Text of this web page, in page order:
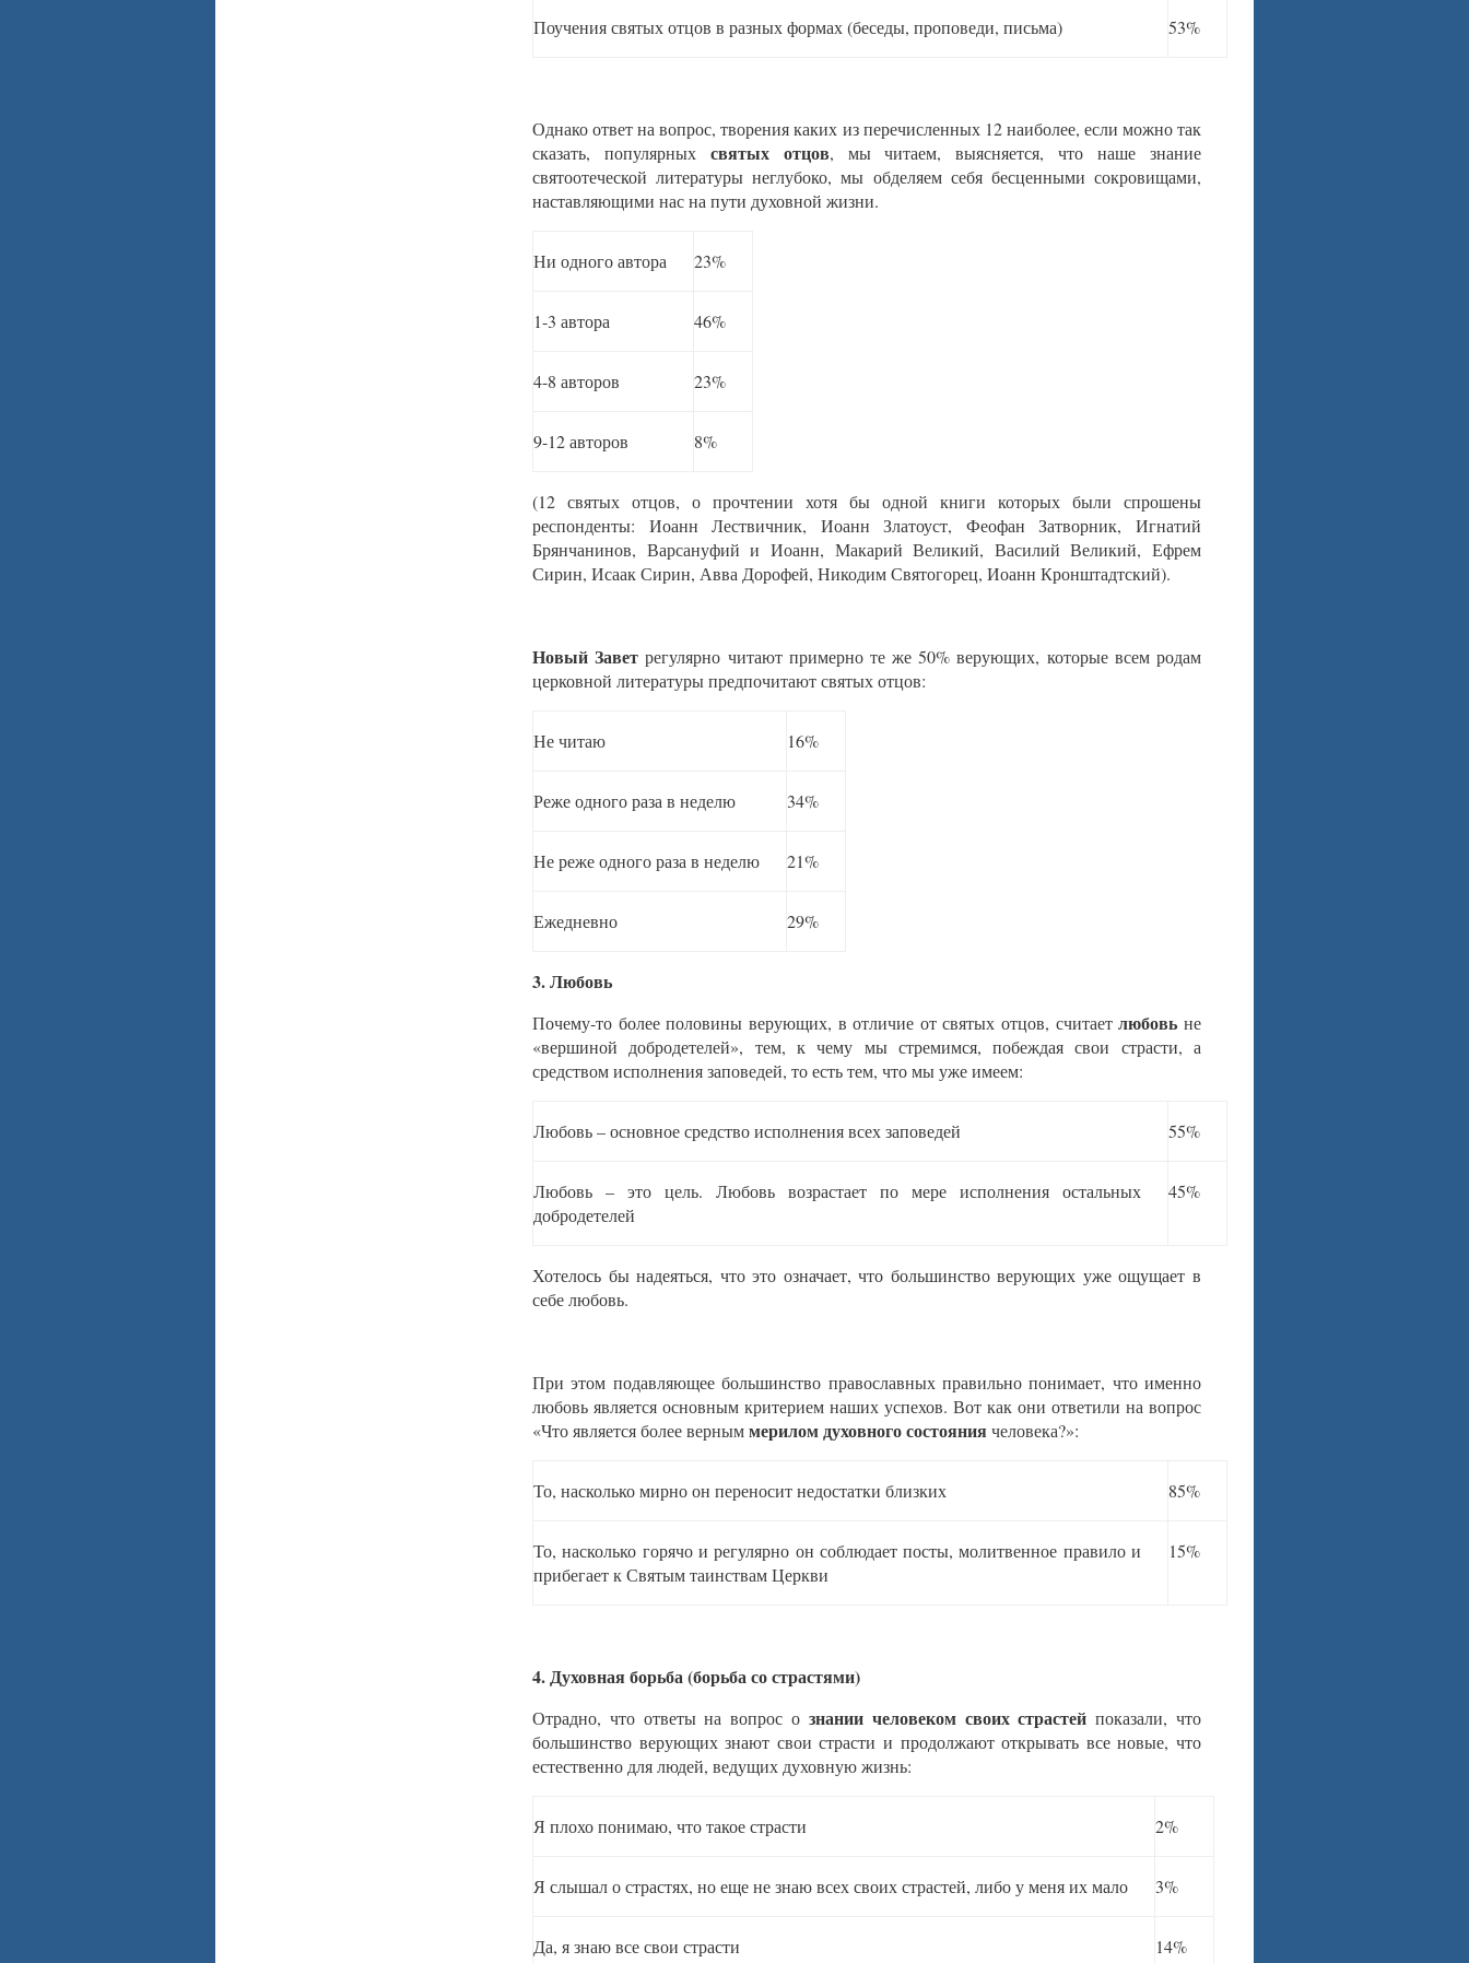
Поучения святых отцов в разных формах (беседы, проповеди, письма) 53%
Однако ответ на вопрос, творения каких из перечисленных 12 наиболее, если можно так
сказать, популярных святых отцов, мы читаем, выясняется, что наше знание
святоотеческой литературы неглубоко, мы обделяем себя бесценными сокровищами,
наставляющими нас на пути духовной жизни.
Ни одного автора 23%
1-3 автора 46%
4-8 авторов 23%
9-12 авторов 8%
(12 святых отцов, о прочтении хотя бы одной книги которых были спрошены
респонденты: Иоанн Лествичник, Иоанн Златоуст, Феофан Затворник, Игнатий
Брянчанинов, Варсануфий и Иоанн, Макарий Великий, Василий Великий, Ефрем
Сирин, Исаак Сирин, Авва Дорофей, Никодим Святогорец, Иоанн Кронштадтский).
Новый Завет регулярно читают примерно те же 50% верующих, которые всем родам
церковной литературы предпочитают святых отцов:
Не читаю 16%
Реже одного раза в неделю 34%
Не реже одного раза в неделю 21%
Ежедневно 29%
3. Любовь
Почему-то более половины верующих, в отличие от святых отцов, считаетлюбовь не
«вершиной добродетелей», тем, к чему мы стремимся, побеждая свои страсти, а
средством исполнения заповедей, то есть тем, что мы уже имеем:
Любовь – основное средство исполнения всех заповедей 55%
Любовь – это цель. Любовь возрастает по мере исполнения остальных
добродетелей
45%
Хотелось бы надеяться, что это означает, что большинство верующих уже ощущает в
себе любовь.
При этом подавляющее большинство православных правильно понимает, что именно
любовь является основным критерием наших успехов. Вот как они ответили на вопрос
«Что является более верныммерилом духовного состояниячеловека?»:
То, насколько мирно он переносит недостатки близких 85%
То, насколько горячо и регулярно он соблюдает посты, молитвенное правило и
прибегает к Святым таинствам Церкви
15%
4. Духовная борьба (борьба со страстями)
Отрадно, что ответы на вопрос о знании человеком своих страстей показали, что
большинство верующих знают свои страсти и продолжают открывать все новые, что
естественно для людей, ведущих духовную жизнь:
Я плохо понимаю, что такое страсти 2%
Я слышал о страстях, но еще не знаю всех своих страстей, либо у меня их мало 3%
Да, я знаю все свои страсти 14%